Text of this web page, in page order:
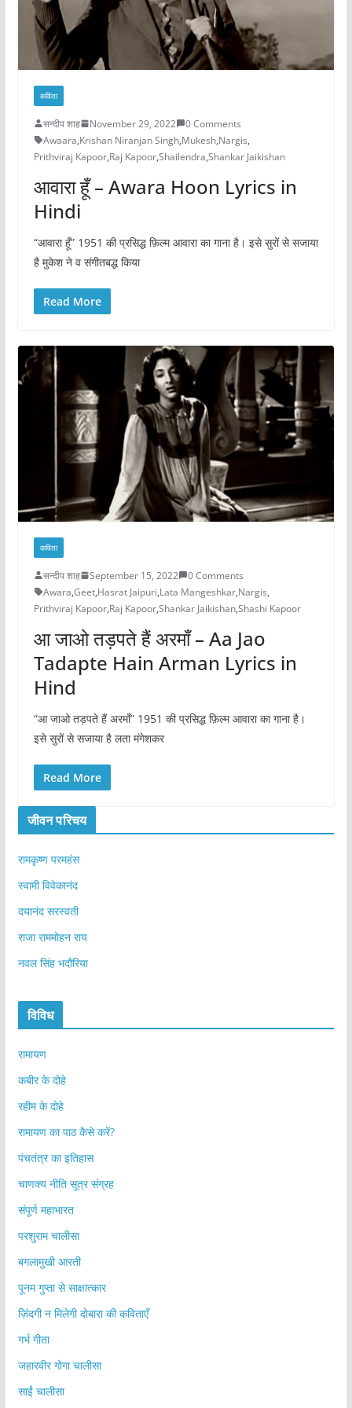
कविता
सन्दीप शाह November 29, 2022
0 Comments
Awaara,Krishan Niranjan Singh,Mukesh,Nargis,
Prithviraj Kapoor,Raj Kapoor,Shailendra,Shankar Jaikishan
आवारा हूँ – Awara Hoon Lyrics in
Hindi
“आवारा हूँ” 1951 की प्रसिद्ध फ़िल्म आवारा का गाना है। इसे सुरों से सजाया
है मुकेश ने व संगीतबद्ध किया
Read More
कविता
सन्दीप शाह September 15, 2022
0 Comments
Awara,Geet,Hasrat Jaipuri,Lata Mangeshkar,Nargis,
Prithviraj Kapoor,Raj Kapoor,Shankar Jaikishan,Shashi Kapoor
आ जाओ तड़पते हैं अरमाँ – Aa Jao
Tadapte Hain Arman Lyrics in
Hind
“आ जाओ तड़पते हैं अरमाँ” 1951 की प्रसिद्ध फ़िल्म आवारा का गाना है।
इसे सुरों से सजाया है लता मंगेशकर
Read More
जीवन परिचय
रामकृष्ण परमहंस
स्वामी विवेकानंद
दयानंद सरस्वती
राजा राममोहन राय
नवल सिंह भदौरिया
विविध
रामायण
कबीर के दोहे
रहीम के दोहे
रामायण का पाठ कैसे करें?
पंचतंत्र का इतिहास
चाणक्य नीति सूत्र संग्रह
संपूर्ण महाभारत
परशुराम चालीसा
बगलामुखी आरती
पूनम गुप्ता से साक्षात्कार
ज़िंदगी न मिलेगी दोबारा की कविताएँ
गर्भ गीता
जहारवीर गोगा चालीसा
साईं चालीसा